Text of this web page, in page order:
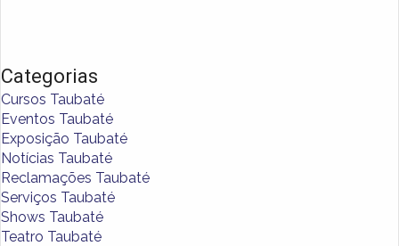
Categorias
Cursos Taubaté
Eventos Taubaté
Exposição Taubaté
Notícias Taubaté
Reclamações Taubaté
Serviços Taubaté
Shows Taubaté
Teatro Taubaté